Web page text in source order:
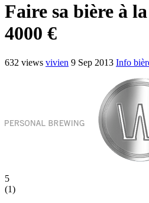
Faire sa bière à
4000 €
632 views vivien 9 Sep 2013 Info
5
(1)